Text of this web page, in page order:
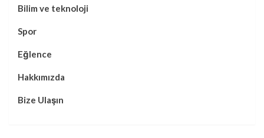
Bilim ve teknoloji
Spor
Eğlence
Hakkımızda
Bize Ulaşın